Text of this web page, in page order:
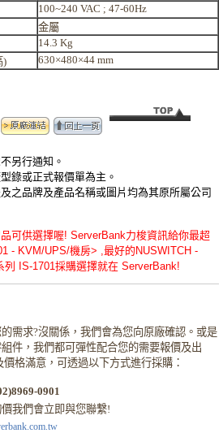
100~240 VAC ; 47-60Hz
金屬
14.3 Kg
) 630×480×44 mm
另行通知。
錄或正式報價單為主。
之品牌及產品名稱或圖片均為其原所屬公司
可供選擇喔! ServerBank力梭資訊給你最超
- KVM/UPS/機房> ,最好的NUSWITCH -
IS-1701採購選擇就在 ServerBank!
需求?沒關係，我們會為您向原廠確認。或是
件，我們都可彈性配合您的需要報價及出
格滿意，可透過以下方式進行採購：
0901
我們會立即與您聯繫!